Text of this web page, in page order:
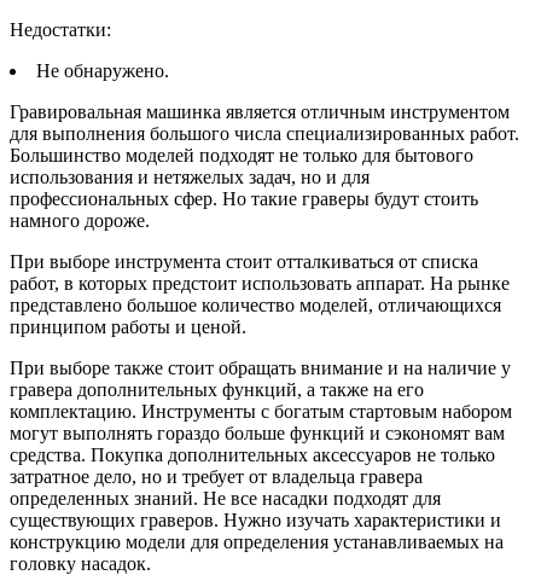
Недостатки:
Не обнаружено.
Гравировальная машинка является отличным инструментом
для выполнения большого числа специализированных работ.
Большинство моделей подходят не только для бытового
использования и нетяжелых задач, но и для
профессиональных сфер. Но такие граверы будут стоить
намного дороже.
При выборе инструмента стоит отталкиваться от списка
работ, в которых предстоит использовать аппарат. На рынке
представлено большое количество моделей, отличающихся
принципом работы и ценой.
При выборе также стоит обращать внимание и на наличие у
гравера дополнительных функций, а также на его
комплектацию. Инструменты с богатым стартовым набором
могут выполнять гораздо больше функций и сэкономят вам
средства. Покупка дополнительных аксессуаров не только
затратное дело, но и требует от владельца гравера
определенных знаний. Не все насадки подходят для
существующих граверов. Нужно изучать характеристики и
конструкцию модели для определения устанавливаемых на
головку насадок.